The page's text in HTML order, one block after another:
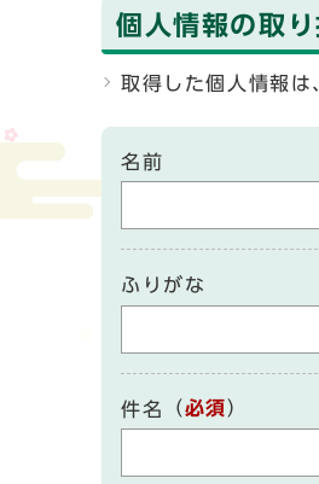
個人情報の取
取得した個人情報
名前
ふりがな
件名 （必須）